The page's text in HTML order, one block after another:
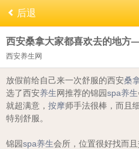
后退
西安桑拿大家都喜欢去的地方
西安养生网
放假前给自己来一次舒服的西安桑
选了西安养生网推荐的锦园spa养生
就超满意， 按摩师手法很棒，而且
特别舒服。
锦园spa养生会所，位置很好找而